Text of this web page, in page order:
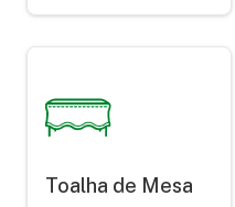
Toalha de Mesa